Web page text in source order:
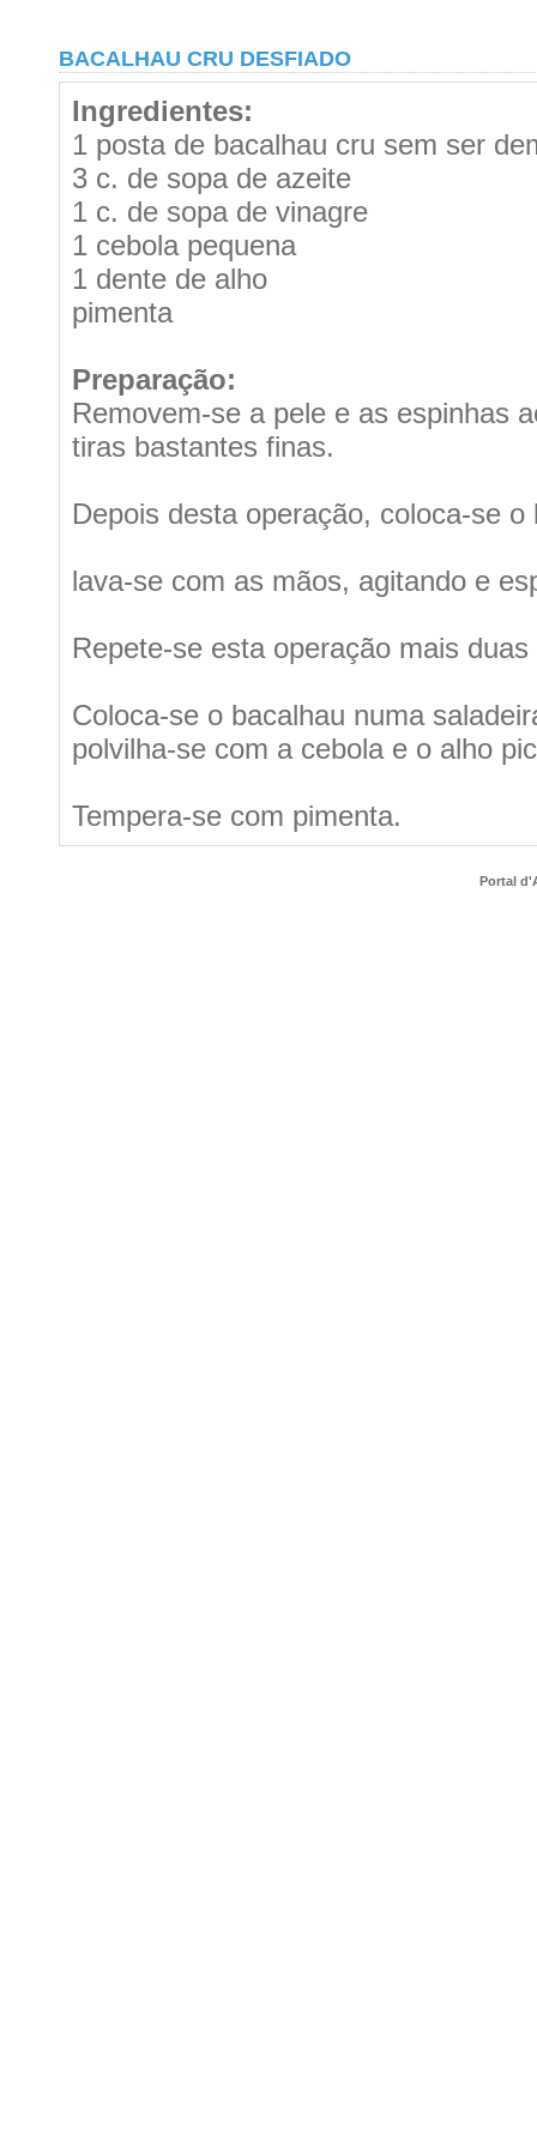
BACALHAU CRU DESFIADO
Ingredientes:
1 posta de bacalhau cru sem ser
3 c. de sopa de azeite
1 c. de sopa de vinagre
1 cebola pequena
1 dente de alho
pimenta
Preparação:
Removem-se a pele e as espinhas
tiras bastantes finas.
Depois desta operação, coloca-se
lava-se com as mãos, agitando e
Repete-se esta operação mais
Coloca-se o bacalhau numa
polvilha-se com a cebola e o alho
Tempera-se com pimenta.
Portal